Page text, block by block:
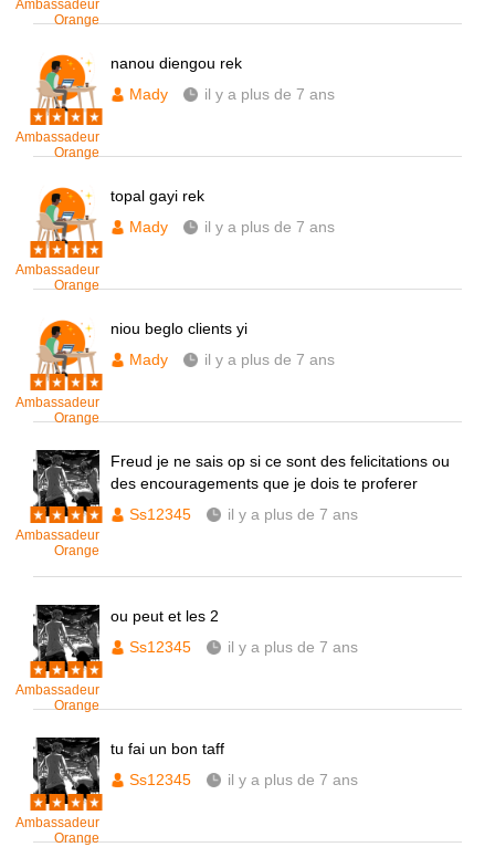
Ambassadeur
Orange
Ambassadeur
Orange
nanou diengou rek
Mady
il y a plus de 7 ans
Ambassadeur
Orange
topal gayi rek
Mady
il y a plus de 7 ans
Ambassadeur
Orange
niou beglo clients yi
Mady
il y a plus de 7 ans
Ambassadeur
Orange
Freud je ne sais op si ce sont des felicitations ou
des encouragements que je dois te proferer
Ss12345
il y a plus de 7 ans
Ambassadeur
Orange
ou peut et les 2
Ss12345
il y a plus de 7 ans
Ambassadeur
Orange
tu fai un bon taff
Ss12345
il y a plus de 7 ans